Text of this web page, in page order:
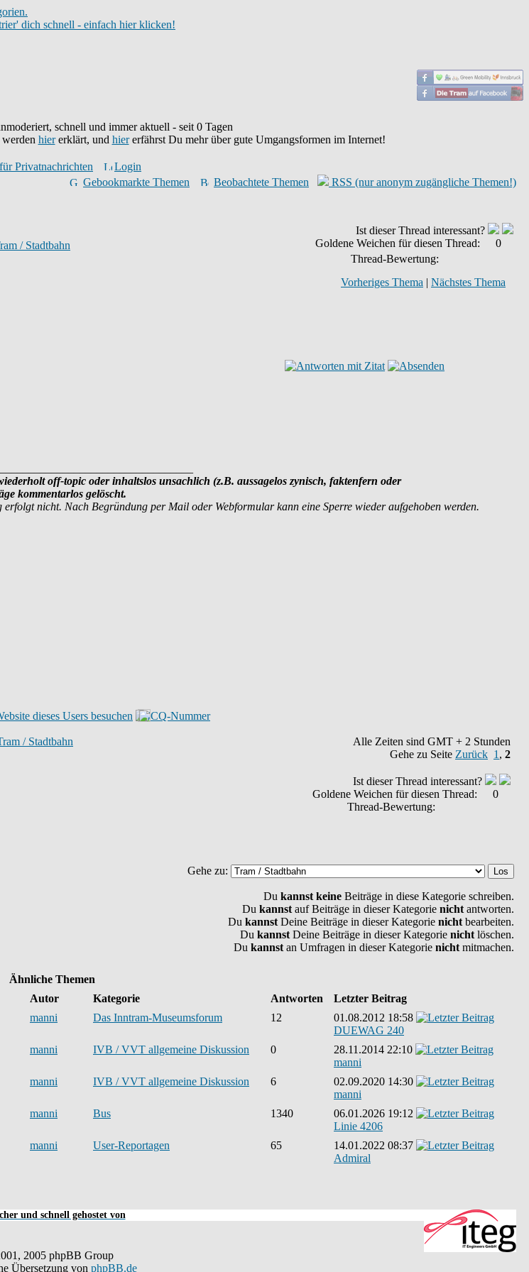
dich schnell - einfach hier klicken!
schnell und immer aktuell - seit 0 Tagen
hiererklärt, und hiererfährst Du mehr über gute Umgangsformen im Internet!
Privatnachrichten
Login
Gebookmarkte Themen
Beobachtete Themen RSS (nur anonym zugängliche Themen!)
/ Stadtbahn
Ist dieser Thread interessant?
Goldene Weichen für diesen Thread:
0
Thread-Bewertung:
Vorheriges Thema | Nächstes Thema
off-topic oder inhaltslos unsachlich (z.B. aussagelos zynisch, faktenfern oder
kommentarlos gelöscht.
nicht. Nach Begründung per Mail oder Webformular kann eine Sperre wieder aufgehoben werden.
/ Stadtbahn
Alle Zeiten sind GMT + 2 Stunden
Gehe zu Seite Zurück 1 , 2
Ist dieser Thread interessant?
Goldene Weichen für diesen Thread:
0
Thread-Bewertung:
Gehe zu:
Du kannst keine Beiträge in diese Kategorie schreiben.
Du kannst auf Beiträge in dieser Kategorie nicht antworten.
Du kannst Deine Beiträge in dieser Kategorie nicht bearbeiten.
Du kannst Deine Beiträge in dieser Kategorie nicht löschen.
Du kannst an Umfragen in dieser Kategorie nicht mitmachen.
Ähnliche Themen
Autor Kategorie Antworten
Letzter Beitrag
manni Das Inntram-Museumsforum 12
01.08.2012 18:58
DUEWAG 240
manni IVB / VVT allgemeine Diskussion 0
28.11.2014 22:10
manni
manni IVB / VVT allgemeine Diskussion 6
02.09.2020 14:30
manni
manni Bus 1340
06.01.2026 19:12
Linie 4206
manni User-Reportagen 65
14.01.2022 08:37
Admiral
und schnell gehostet von
2005 phpBB Group
Übersetzung von phpBB.de